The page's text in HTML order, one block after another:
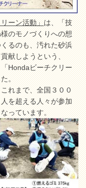
ーン活動」は、「技
のモノづくりへの想
るのも、汚れた砂浜
献しようという、
Hondaビーチクリー
。
れまで、全国３００
を超える人々が参加
っています。